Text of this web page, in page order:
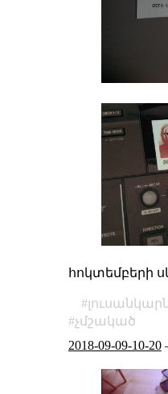
հոկտեմբերի
չմշակած
2018-09-09-10-20